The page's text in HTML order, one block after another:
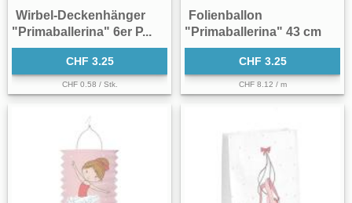
Wirbel-Deckenhänger
"Primaballerina" 6er P...
CHF 3.25
CHF 0.58 / Stk.
Folienballon
"Primaballerina" 43 cm
CHF 3.25
CHF 8.12 / m